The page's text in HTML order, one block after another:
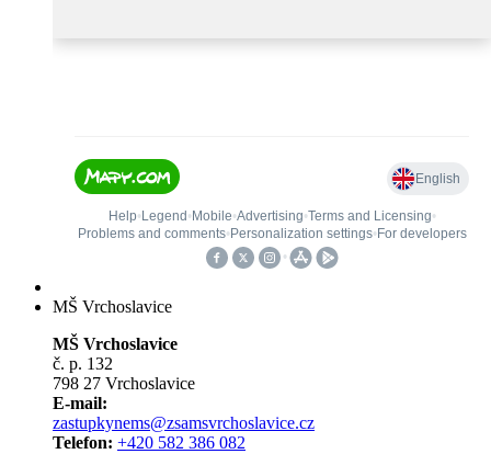
MŠ Vrchoslavice
MŠ Vrchoslavice
č. p. 132
798 27 Vrchoslavice
E-mail:
zastupkynems@zsamsvrchoslavice.cz
Telefon: +420 582 386 082